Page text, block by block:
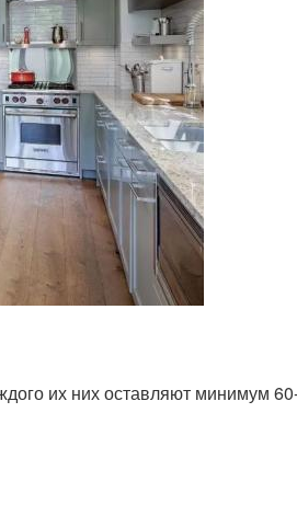
их них оставляют минимум